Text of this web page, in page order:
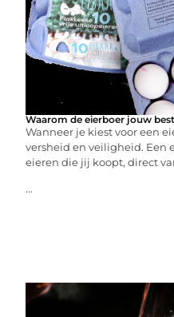
Waarom de eierboer jouw
Wanneer je kiest voor een
versheid en veiligheid. Een
eieren die jij koopt, direct
...